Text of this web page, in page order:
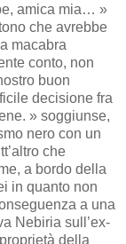
amica mia… »
che avrebbe
macabra
conto, non
buon
decisione fra
» soggiunse,
nero con un
che
a bordo della
in quanto non
a una
Nebiria sull’ex-
della